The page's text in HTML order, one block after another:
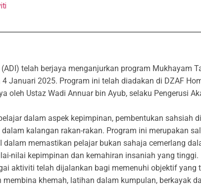
telah berjaya menganjurkan program Mukhayam
Januari 2025. Program ini telah diadakan di DZAF
oleh Ustaz Wadi Annuar bin Ayub, selaku Pengerusi
dalam aspek kepimpinan, pembentukan sahsiah
kalangan rakan-rakan. Program ini merupakan
memastikan pelajar bukan sahaja cemerlang
nilai kepimpinan dan kemahiran insaniah yang tinggi.
aktiviti telah dijalankan bagi memenuhi objektif yang
khemah, latihan dalam kumpulan, berkayak